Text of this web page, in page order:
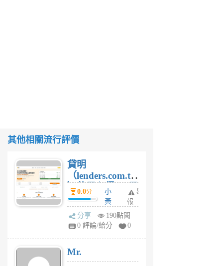
其他相關流行評價
貸明
（lenders.com.tw
）使用心得 — 民
間貸款比較平台
體驗
0.0分
小
黃
蜂
1
舉
報
分享
190點閱
0 評論/給分
0
Mr.